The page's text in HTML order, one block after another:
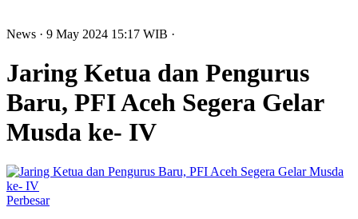
News · 9 May 2024 15:17 WIB ·
Jaring Ketua dan Pengurus
Baru, PFI Aceh Segera Gelar
Musda ke- IV
Perbesar